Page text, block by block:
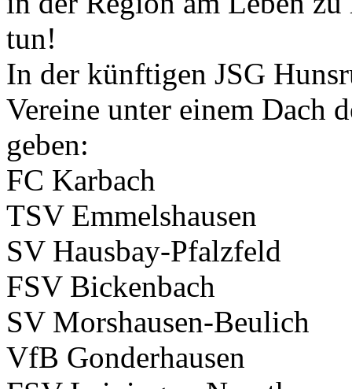
tun!
In der künftigen JSG
Vereine unter einem Dach
geben:
FC Karbach
TSV Emmelshausen
SV Hausbay-Pfalzfeld
FSV Bickenbach
SV Morshausen-Beulich
VfB Gonderhausen